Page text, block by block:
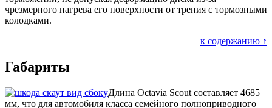
чрезмерного нагрева его поверхности от трения с тормозными
колодками.
к содержанию ↑
Габариты
Длина Oсtavia Scout составляет 4685
мм, что для автомобиля класса семейного полноприводного